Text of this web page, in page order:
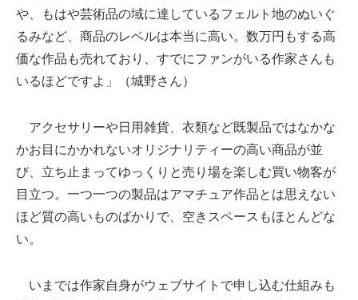
や、もはや芸術品の域に達しているフェルト地のぬいぐ
るみなど、商品のレベルは本当に高い。数万円もする高
価な作品も売れており、すでにファンがいる作家さんも
いるほどですよ」（城野さん）
アクセサリーや日用雑貨、衣類など既製品ではなかな
かお目にかかれないオリジナリティーの高い商品が並
び、立ち止まってゆっくりと売り場を楽しむ買い物客が
目立つ。一つ一つの製品はアマチュア作品とは思えない
ほど質の高いものばかりで、空きスペースもほとんどな
い。
いまでは作家自身がウェブサイトで申し込む仕組みも